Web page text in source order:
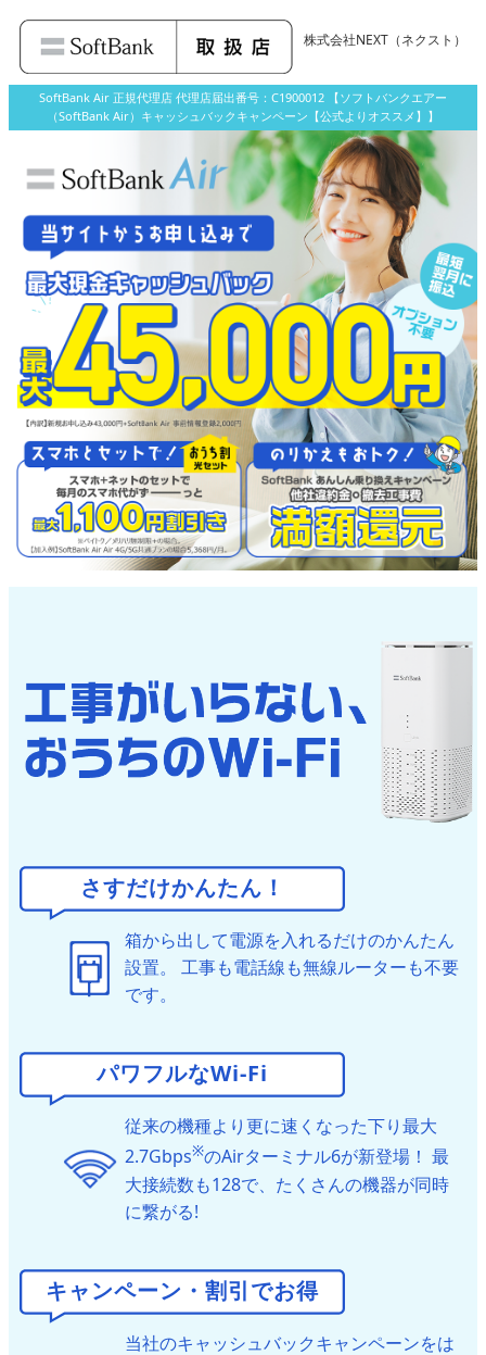
株式会社NEXT （ネクスト）
SoftBank Air 正規代理店 代理店届出番号：C1900012 【ソフトバンクエアー
（SoftBank Air）キャッシュバックキャンペーン【公式よりオススメ】】
さすだけかんたん！
箱から出して電源を入れるだけのかんたん
設置。
工事も電話線も無線ルーターも不要
です。
パワフルなWi-Fi
従来の機種より更に速くなった下り最大
2.7Gbps※のAirターミナル6が新登場！ 最
大接続数も128で、たくさんの機器が同時
に繋がる!
キャンペーン・割引でお得
当社のキャッシュバックキャンペーンをは